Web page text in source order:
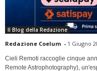
Il Blog della Redazione
Redazione Coelum - 1 Giugno
Cieli Remoti raccoglie cinque
Remote Astrophotography),